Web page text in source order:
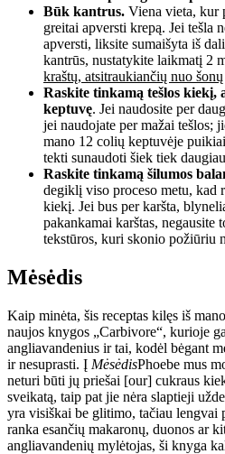
Būk kantrus. Viena vieta, kur
greitai apversti krepą. Jei tešla
apversti, liksite sumaišyta iš
kantrūs, nustatykite laikmatį 2
kraštų, atsitraukiančių nuo šonų
Raskite tinkamą tešlos kiekį,
keptuvę. Jei naudosite per
jei naudojate per mažai tešlos;
mano 12 colių keptuvėje
tekti sunaudoti šiek tiek
Raskite tinkamą šilumos
degiklį viso proceso metu, kad
kiekį. Jei bus per karšta,
pakankamai karštas, negausite
tekstūros, kuri skonio požiūriu
Mėsėdis
Kaip minėta, šis receptas kilęs iš
naujos knygos „Carbivore“, kurioje
angliavandenius ir tai, kodėl bėgant
ir nesuprasti. Į MėsėdisPhoebe mus
neturi būti jų priešai [our] cukraus
sveikatą, taip pat jie nėra slaptieji
yra visiškai be glitimo, tačiau
ranka esančių makaronų, duonos ar
angliavandenių mylėtojas, ši knyga